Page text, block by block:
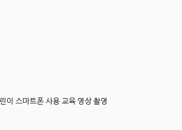
이 스마트폰 사용 교육 영상 촬영